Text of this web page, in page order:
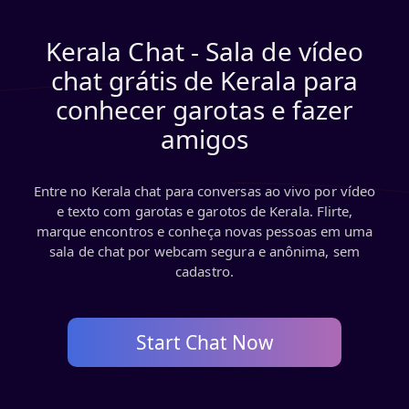
Kerala Chat - Sala de vídeo
chat grátis de Kerala para
conhecer garotas e fazer
amigos
Entre no Kerala chat para conversas ao vivo por vídeo
e texto com garotas e garotos de Kerala. Flirte,
marque encontros e conheça novas pessoas em uma
sala de chat por webcam segura e anônima, sem
cadastro.
Start Chat Now